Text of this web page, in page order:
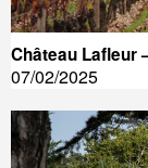
Château Lafleur
07/02/2025